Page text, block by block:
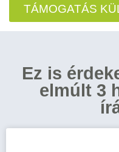
TÁMOGATÁS
Ez is
elmúlt 3